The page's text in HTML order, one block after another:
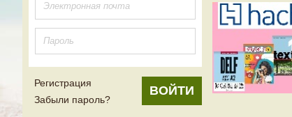
Регистрация
Забыли пароль?